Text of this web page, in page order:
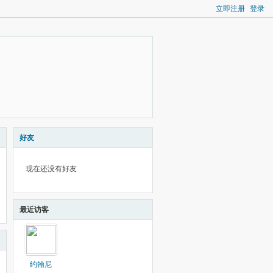
立即注册 登录
好友
现在还没有好友
最近访客
约翰尼